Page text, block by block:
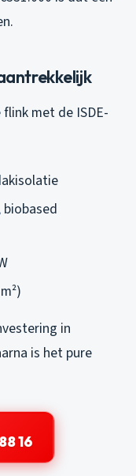
met de ISDE-
biobased
in
is het pure
16